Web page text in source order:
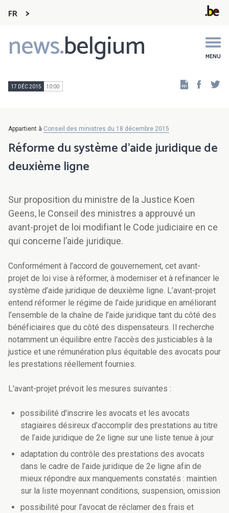
FR
news.belgium MENU
Main
navigation
17 DÉC 2015 10:00
Appartient à Conseil des ministres du 18 décembre 2015
Réforme du système d’aide juridique de
deuxième ligne
Sur proposition du ministre de la Justice Koen
Geens, le Conseil des ministres a approuvé un
avant-projet de loi modifiant le Code judiciaire en ce
qui concerne l’aide juridique.
Conformément à l’accord de gouvernement, cet avant-
projet de loi vise à réformer, à moderniser et à refinancer le
système d’aide juridique de deuxième ligne. L’avant-projet
entend réformer le régime de l’aide juridique en améliorant
l’ensemble de la chaîne de l’aide juridique tant du côté des
bénéficiaires que du côté des dispensateurs. Il recherche
notamment un équilibre entre l'accès des justiciables à la
justice et une rémunération plus équitable des avocats pour
les prestations réellement fournies.
L'avant-projet prévoit les mesures suivantes :
possibilité d'inscrire les avocats et les avocats
stagiaires désireux d’accomplir des prestations au titre
de l’aide juridique de 2e ligne sur une liste tenue à jour
adaptation du contrôle des prestations des avocats
dans le cadre de l’aide juridique de 2e ligne afin de
mieux répondre aux manquements constatés : maintien
sur la liste moyennant conditions, suspension, omission
possibilité pour l’avocat de réclamer des frais et